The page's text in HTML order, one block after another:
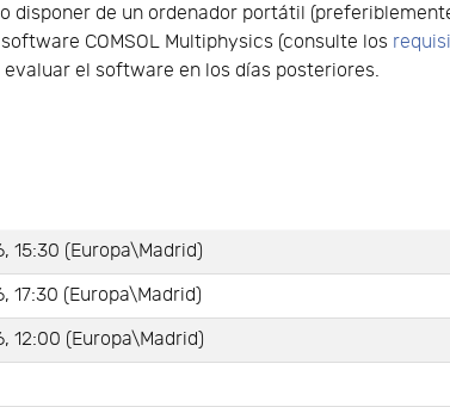
disponer de un ordenador portátil
COMSOL Multiphysics (consulte los
el software en los días posteriores.
15:30 (Europa\Madrid)
17:30 (Europa\Madrid)
12:00 (Europa\Madrid)